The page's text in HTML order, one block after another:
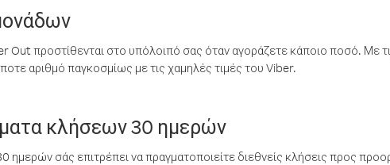
Out προστίθενται στο υπόλοιπό σας όταν αγοράζετε κάποιο ποσό. Με
αριθμό παγκοσμίως με τις χαμηλές τιμές του Viber.
κλήσεων 30 ημερών
ημερών σάς επιτρέπει να πραγματοποιείτε διεθνείς κλήσεις προς